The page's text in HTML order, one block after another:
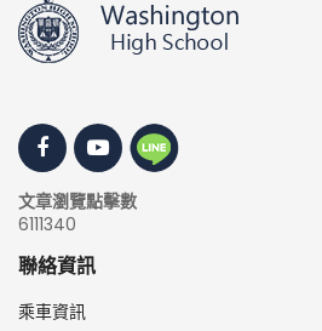
文章瀏覽點擊數
6111340
聯絡資訊
乘車資訊